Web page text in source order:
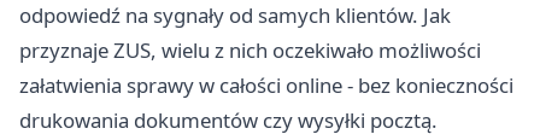
odpowiedź na sygnały od samych klientów. Jak
przyznaje ZUS, wielu z nich oczekiwało możliwości
załatwienia sprawy w całości online - bez konieczności
drukowania dokumentów czy wysyłki pocztą.